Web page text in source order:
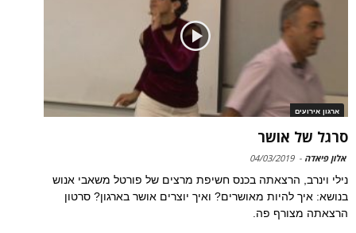
ארגון אירועים
סרגל של אושר
אלון פיאדה -
04/03/2019
נילי וינרב, הרצאתה בכנס חשיפת מרצים של פורטל משאבי אנוש
בנושא: איך להיות מאושרים? ואיך יוצרים אושר בארגון? סרטון
הרצאתה מצורף פה.